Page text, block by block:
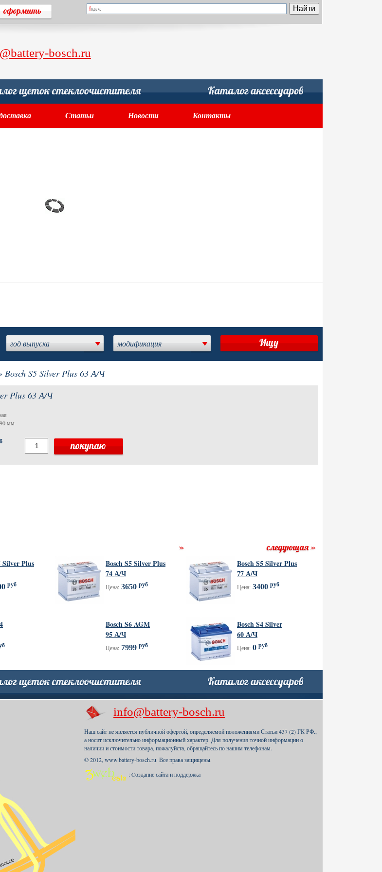
bosch.ru
Статьи Новости Контакты
год выпуска модификация
Bosch S5 Silver Plus 63 А/Ч
Plus 63 А/Ч
мм
Silver Plus
руб
Bosch S5 Silver Plus
74 А/Ч
Цена: 3650 руб
Bosch S5 Silver Plus
77 А/Ч
Цена: 3400 руб
Bosch S6 AGM
95 А/Ч
Цена: 7999 руб
Bosch S4 Silver
60 А/Ч
Цена: 0 руб
info@battery-bosch.ru
Наш сайт не является публичной офертой, определяемой положениями Статьи 437 (2) ГК РФ.,
а носит исключительно информационный характер. Для получения точной информации о
наличии и стоимости товара, пожалуйста, обращайтесь по нашим телефонам.
© 2012, www.battery-bosch.ru. Все права защищены.
: Cоздание сайта и поддержка